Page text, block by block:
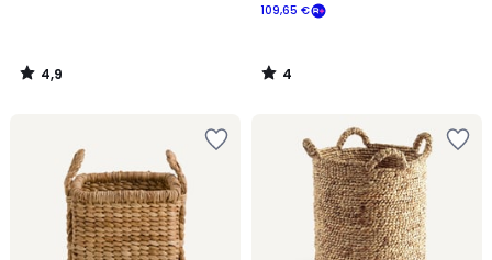
4,9
/
109,65 €
4
/